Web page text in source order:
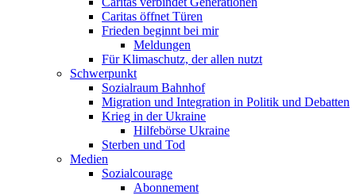
Caritas öffnet Türen
Frieden beginnt bei mir
Meldungen
Für Klimaschutz, der allen nutzt
Schwerpunkt
Sozialraum Bahnhof
Migration und Integration in Politik und Debatten
Krieg in der Ukraine
Hilfebörse Ukraine
Sterben und Tod
Medien
Sozialcourage
Abonnement